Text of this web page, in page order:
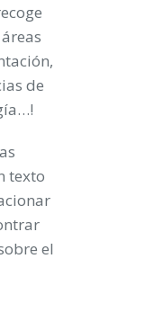
de
texto
el